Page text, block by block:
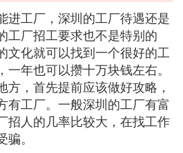
进工厂，深圳的工厂待遇还是
工厂招工要求也不是特别的
文化就可以找到一个很好的工
年也可以攒十万块钱左右。
，首先提前应该做好攻略，
有工厂。一般深圳的工厂有富
招人的几率比较大，在找工作
。